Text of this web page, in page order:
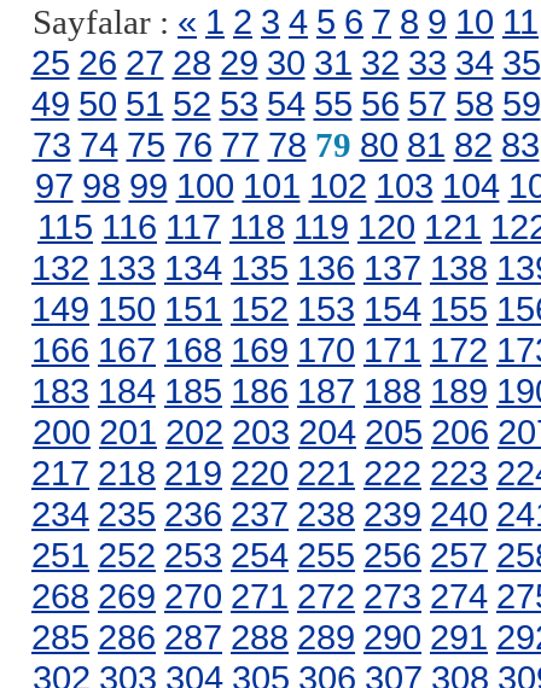
Sayfalar : « 1 2 3 4 5 6 7 8 9 10 11
25 26 27 28 29 30 31 32 33 34 35
49 50 51 52 53 54 55 56 57 58 59
73 74 75 76 77 78 79 80 81 82 83
97 98 99 100 101 102 103 104
115 116 117 118 119 120 121
132 133 134 135 136 137 138
149 150 151 152 153 154 155
166 167 168 169 170 171 172
183 184 185 186 187 188 189
200 201 202 203 204 205 206
217 218 219 220 221 222 223
234 235 236 237 238 239 240
251 252 253 254 255 256 257
268 269 270 271 272 273 274
285 286 287 288 289 290 291
302 303 304 305 306 307 308